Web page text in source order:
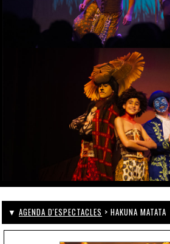
▼ AGENDA D'ESPECTACLES > HAKUNA MATATA